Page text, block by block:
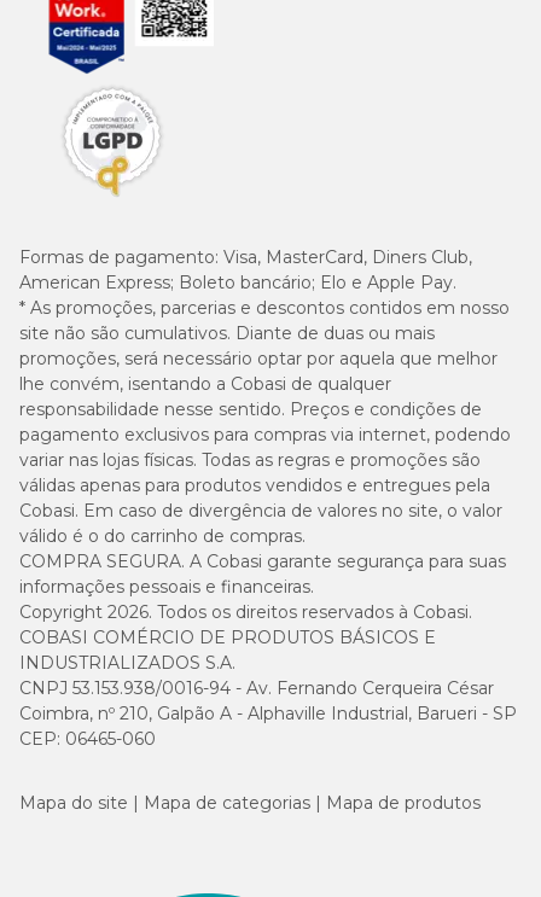
Formas de pagamento: Visa, MasterCard, Diners Club,
American Express; Boleto bancário; Elo e Apple Pay.
* As promoções, parcerias e descontos contidos em nosso
site não são cumulativos. Diante de duas ou mais
promoções, será necessário optar por aquela que melhor
lhe convém, isentando a Cobasi de qualquer
responsabilidade nesse sentido. Preços e condições de
pagamento exclusivos para compras via internet, podendo
variar nas lojas físicas. Todas as regras e promoções são
válidas apenas para produtos vendidos e entregues pela
Cobasi. Em caso de divergência de valores no site, o valor
válido é o do carrinho de compras.
COMPRA SEGURA. A Cobasi garante segurança para suas
informações pessoais e financeiras.
Copyright 2026. Todos os direitos reservados à Cobasi.
COBASI COMÉRCIO DE PRODUTOS BÁSICOS E
INDUSTRIALIZADOS S.A.
CNPJ 53.153.938/0016-94 - Av. Fernando Cerqueira César
Coimbra, nº 210, Galpão A - Alphaville Industrial, Barueri - SP
CEP: 06465-060
Mapa do site Mapa de categorias Mapa de produtos